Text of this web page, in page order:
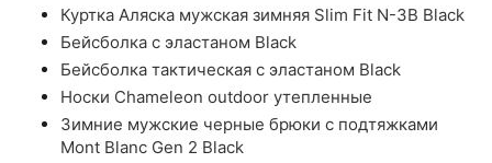
Куртка Аляска мужская зимняя Slim Fit N-3B Black
Бейсболка с эластаном Black
Бейсболка тактическая с эластаном Black
Носки Chameleon outdoor утепленные
Зимние мужские черные брюки с подтяжками
Mont Blanc Gen 2 Black